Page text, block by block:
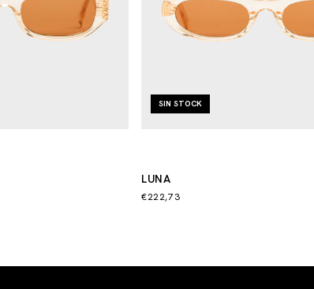
SIN STOCK
LUNA
€222,73